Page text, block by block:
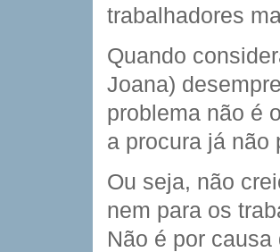
trabalhadores
Quando
Joana)
problema não é
a procura já não
Ou seja, não
nem para os
Não é por